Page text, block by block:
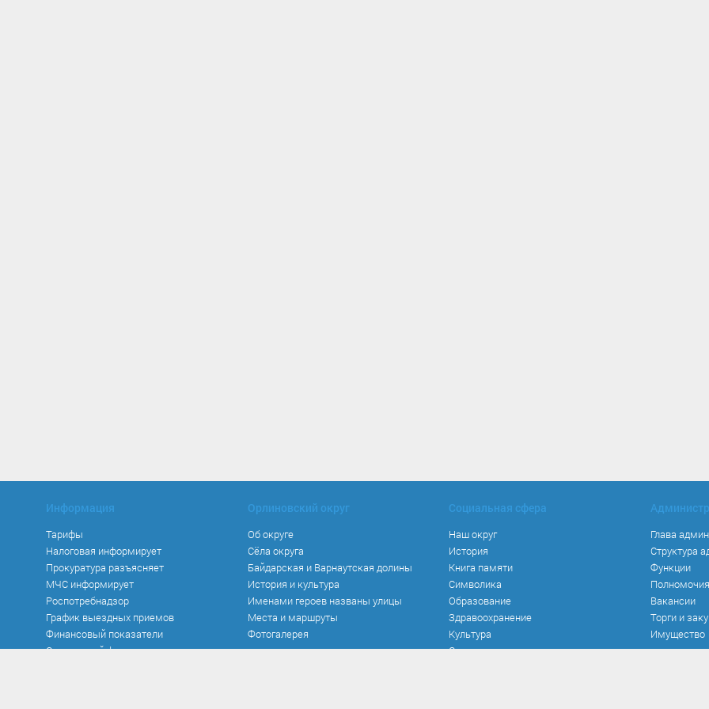
Информация
Тарифы
Налоговая информирует
Прокуратура разъясняет
МЧС информирует
Роспотребнадзор
График выездных приемов
Финансовый показатели
Социальный фонд
Орлиновский округ
Об округе
Сёла округа
Байдарская и Варнаутская долины
История и культура
Именами героев названы улицы
Места и маршруты
Фотогалерея
Социальная сфера
Наш округ
История
Книга памяти
Символика
Образование
Здравоохранение
Культура
Спорт
Глава
Структура
Функции
Полномочия
Вакансии
Торги и
Имущество